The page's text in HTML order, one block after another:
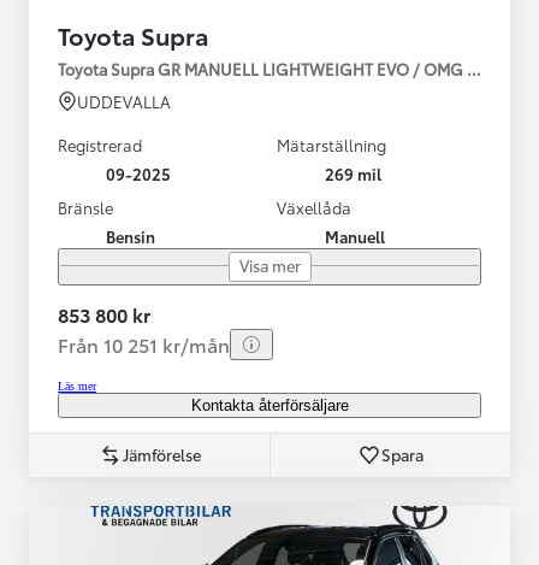
Toyota Supra
Toyota Supra GR MANUELL LIGHTWEIGHT EVO / OMG LEV!
UDDEVALLA
Registrerad
09-2025
Mätarställning
269 mil
Bränsle
Bensin
Växellåda
Manuell
Visa mer
853 800 kr
Från 10 251 kr/mån
Läs mer
Kontakta återförsäljare
Jämförelse Spara